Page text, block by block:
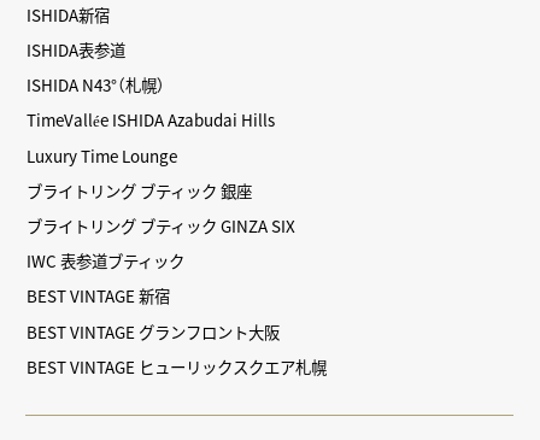
ISHIDA新宿
ISHIDA表参道
ISHIDA N43°（札幌）
TimeVallée ISHIDA Azabudai Hills
Luxury Time Lounge
ブライトリング ブティック 銀座
ブライトリング ブティック GINZA SIX
IWC 表参道ブティック
BEST VINTAGE 新宿
BEST VINTAGE グランフロント大阪
BEST VINTAGE ヒューリックスクエア札幌